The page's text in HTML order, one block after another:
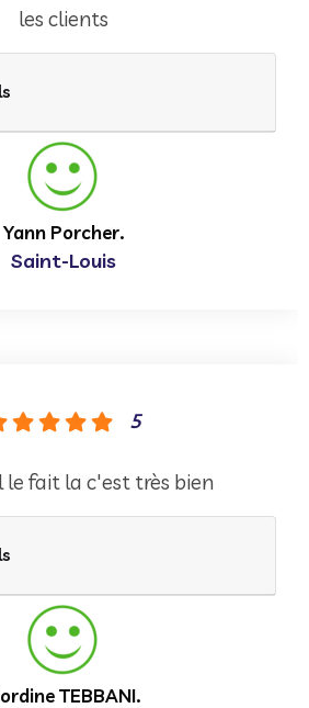
les clients
Yann Porcher.
Saint-Louis
5
le fait la c'est très bien
TEBBANI.